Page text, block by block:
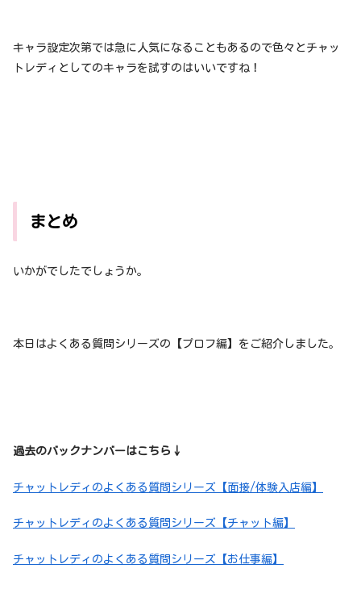
キャラ設定次第では急に人気になることもあるので色々とチャッ
トレディとしてのキャラを試すのはいいですね！
まとめ
いかがでしたでしょうか。
本日はよくある質問シリーズの【プロフ編】をご紹介しました。
過去のバックナンバーはこちら↓
チャットレディのよくある質問シリーズ【面接/体験入店編】
チャットレディのよくある質問シリーズ【チャット編】
チャットレディのよくある質問シリーズ【お仕事編】